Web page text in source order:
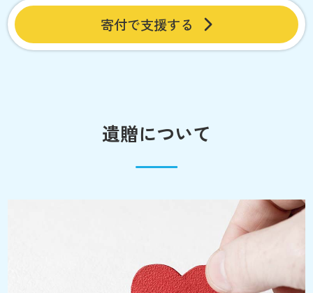
寄付で支援する
遺贈について